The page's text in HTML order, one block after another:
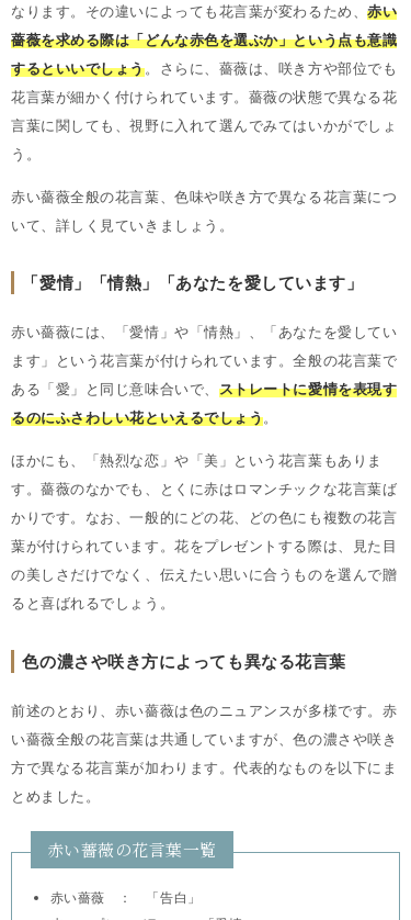
なります。その違いによっても花言葉が変わるため、赤い
薔薇を求める際は「どんな赤色を選ぶか」という点も意識
するといいでしょう。さらに、薔薇は、咲き方や部位でも
花言葉が細かく付けられています。薔薇の状態で異なる花
言葉に関しても、視野に入れて選んでみてはいかがでしょ
う。
赤い薔薇全般の花言葉、色味や咲き方で異なる花言葉につ
いて、詳しく見ていきましょう。
「愛情」「情熱」「あなたを愛しています」
赤い薔薇には、「愛情」や「情熱」、「あなたを愛してい
ます」という花言葉が付けられています。全般の花言葉で
ある「愛」と同じ意味合いで、 ストレートに愛情を表現す
るのにふさわしい花といえるでしょう。
ほかにも、「熱烈な恋」や「美」という花言葉もありま
す。薔薇のなかでも、とくに赤はロマンチックな花言葉ば
かりです。なお、一般的にどの花、どの色にも複数の花言
葉が付けられています。花をプレゼントする際は、見た目
の美しさだけでなく、伝えたい思いに合うものを選んで贈
ると喜ばれるでしょう。
色の濃さや咲き方によっても異なる花言葉
前述のとおり、赤い薔薇は色のニュアンスが多様です。赤
い薔薇全般の花言葉は共通していますが、色の濃さや咲き
方で異なる花言葉が加わります。代表的なものを以下にま
とめました。
赤い薔薇の花言葉一覧
赤い薔薇 ： 「告白」